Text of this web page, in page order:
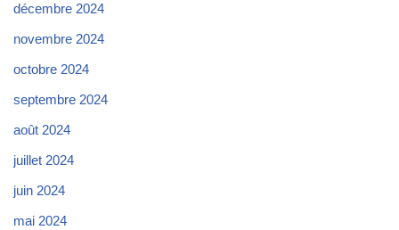
décembre 2024
novembre 2024
octobre 2024
septembre 2024
août 2024
juillet 2024
juin 2024
mai 2024